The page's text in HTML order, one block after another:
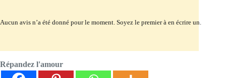
Aucun avis n’a été donné pour le moment. Soyez le premier à en écrire un.
Répandez l'amour